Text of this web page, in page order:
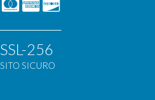
SSL-256
SITO SICURO